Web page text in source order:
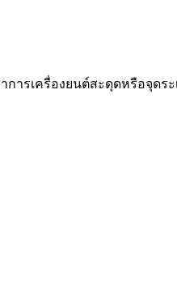
การเครื่องยนต์สะดุดหรือ